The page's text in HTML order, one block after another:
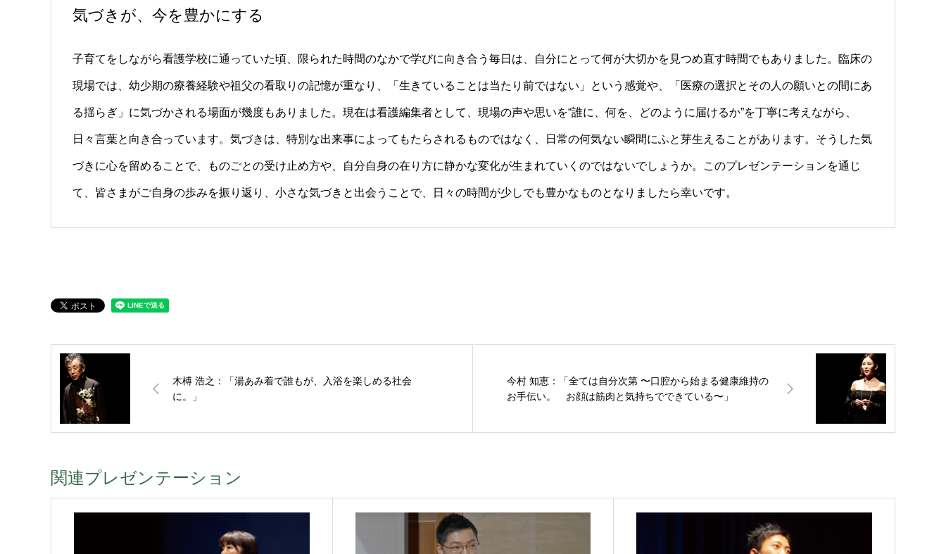
気づきが、今を豊かにする
子育てをしながら看護学校に通っていた頃、限られた時間のなかで学びに向き合う毎日は、自分にとって何が大切かを見つめ直す時間でもありました。臨床の
現場では、幼少期の療養経験や祖父の看取りの記憶が重なり、「生きていることは当たり前ではない」という感覚や、「医療の選択とその人の願いとの間にあ
る揺らぎ」に気づかされる場面が幾度もありました。現在は看護編集者として、現場の声や思いを“誰に、何を、どのように届けるか”を丁寧に考えながら、
日々言葉と向き合っています。気づきは、特別な出来事によってもたらされるものではなく、日常の何気ない瞬間にふと芽生えることがあります。そうした気
づきに心を留めることで、ものごとの受け止め方や、自分自身の在り方に静かな変化が生まれていくのではないでしょうか。このプレゼンテーションを通じ
て、皆さまがご自身の歩みを振り返り、小さな気づきと出会うことで、日々の時間が少しでも豊かなものとなりましたら幸いです。
木榑 浩之：「湯あみ着で誰もが、入浴を楽しめる社会
に。」
今村 知恵：「全ては自分次第 〜口腔から始まる健康維持の
お手伝い。 お顔は筋肉と気持ちでできている〜」
関連プレゼンテーション